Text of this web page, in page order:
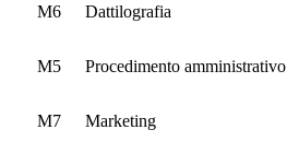
M6 Dattilografia
M5 Procedimento amministrativo
M7 Marketing